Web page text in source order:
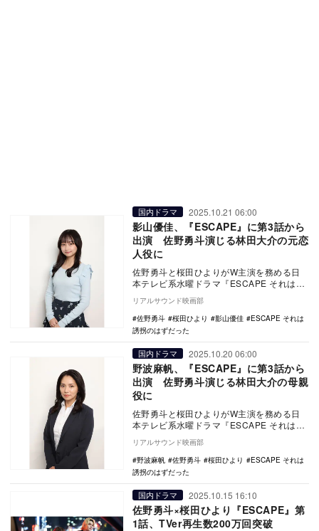
国内ドラマ 2025.10.21 06:00
影山優佳、『ESCAPE』に第3話から
出演 佐野勇斗演じる林田大介の元恋
人役に
佐野勇斗と桜田ひよりがW主演を務める日
本テレビ系水曜ドラマ『ESCAPE それは誘
拐のはずだった』の第3話より、影山優佳が
ゲスト…
リアルサウンド映画部
佐野勇斗
桜田ひより 影山優佳
ESCAPE それは
誘拐のはずだった
国内ドラマ 2025.10.20 06:00
野波麻帆、『ESCAPE』に第3話から
出演 佐野勇斗演じる林田大介の母親
役に
佐野勇斗と桜田ひよりがW主演を務める日
本テレビ系水曜ドラマ『ESCAPE それは誘
拐のはずだった』の第3話より、野波麻帆が
ゲスト…
リアルサウンド映画部
野波麻帆
佐野勇斗 桜田ひより
ESCAPE それは
誘拐のはずだった
国内ドラマ 2025.10.15 16:10
佐野勇斗×桜田ひより『ESCAPE』第
1話、TVer再生数200万回突破